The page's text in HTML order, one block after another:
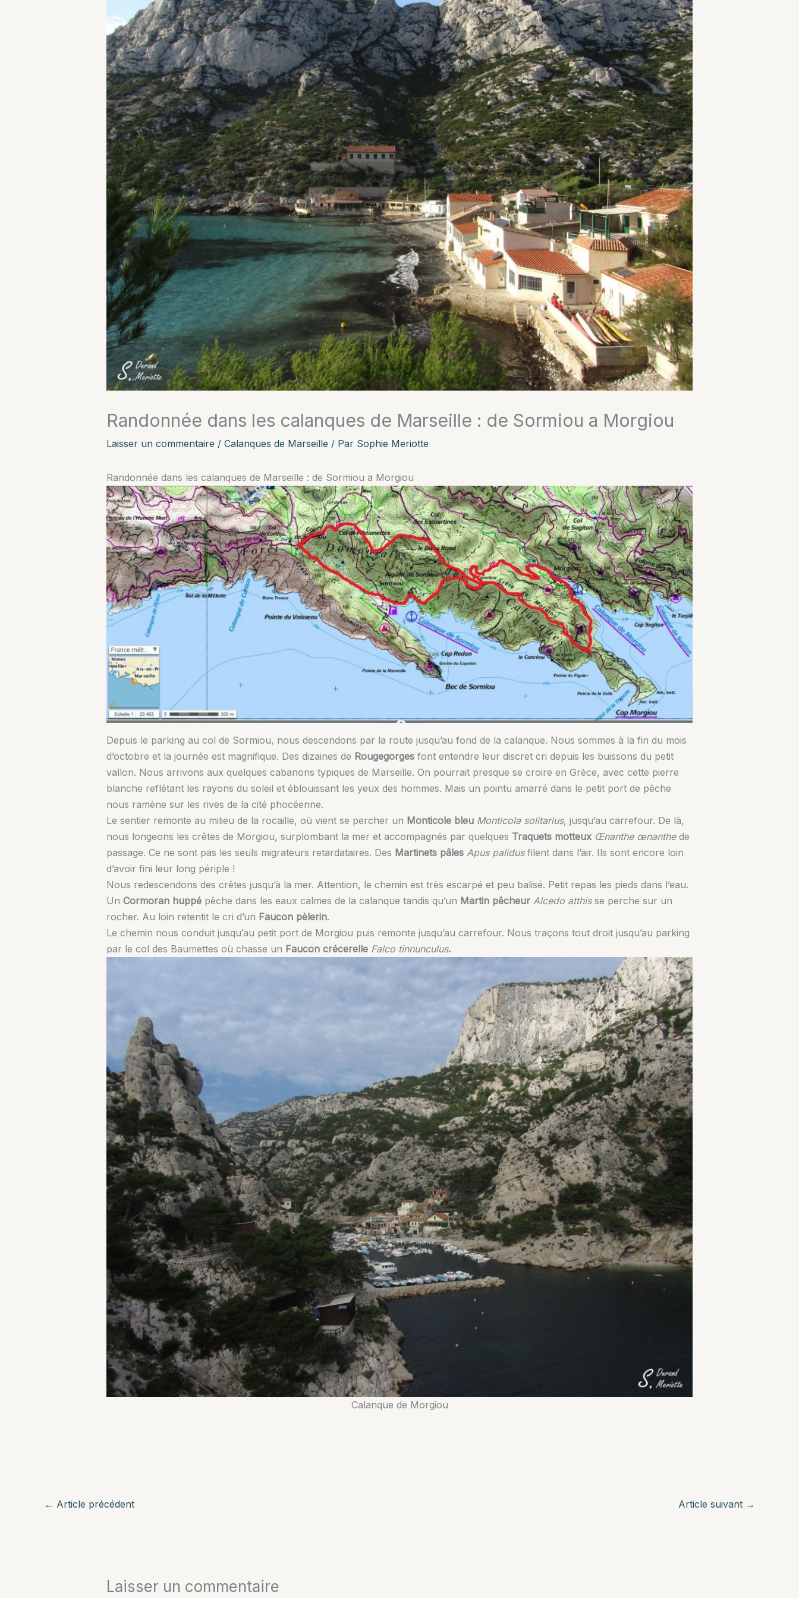
Randonnée dans les calanques de Marseille : de Sormiou a Morgiou
Laisser un commentaire / Calanques de Marseille / Par Sophie Meriotte
Randonnée dans les calanques de Marseille : de Sormiou a Morgiou
Depuis le parking au col de Sormiou, nous descendons par la route jusqu’au fond de la calanque. Nous sommes à la fin du mois
d’octobre et la journée est magnifique. Des dizaines de Rougegorgesfont entendre leur discret cri depuis les buissons du petit
vallon. Nous arrivons aux quelques cabanons typiques de Marseille. On pourrait presque se croire en Grèce, avec cette pierre
blanche reflétant les rayons du soleil et éblouissant les yeux des hommes. Mais un pointu amarré dans le petit port de pêche
nous ramène sur les rives de la cité phocéenne.
Le sentier remonte au milieu de la rocaille, où vient se percher un Monticole bleu Monticola solitarius, jusqu’au carrefour. De là,
nous longeons les crêtes de Morgiou, surplombant la mer et accompagnés par quelques Traquets motteux Œnanthe œnanthe de
passage. Ce ne sont pas les seuls migrateurs retardataires. Des Martinets pâles Apus palidusfilent dans l’air. Ils sont encore loin
d’avoir fini leur long périple !
Nous redescendons des crêtes jusqu’à la mer. Attention, le chemin est très escarpé et peu balisé. Petit repas les pieds dans l’eau.
Un Cormoran huppépêche dans les eaux calmes de la calanque tandis qu’un Martin pêcheur Alcedo atthisse perche sur un
rocher. Au loin retentit le cri d’un Faucon pèlerin.
Le chemin nous conduit jusqu’au petit port de Morgiou puis remonte jusqu’au carrefour. Nous traçons tout droit jusqu’au parking
par le col des Baumettes où chasse un Faucon crécerelle Falco tinnunculus.
Calanque de Morgiou
← Article précédent Article suivant →
Laisser un commentaire